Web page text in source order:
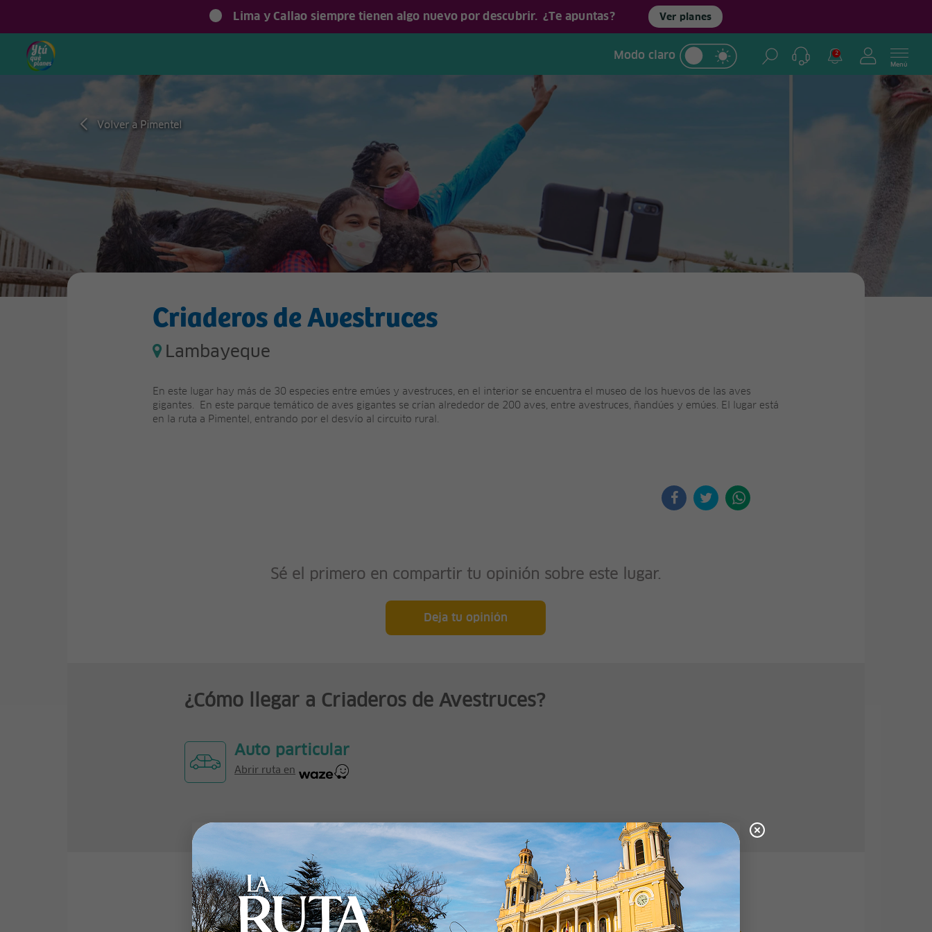
Lima y Callao siempre tienen algo nuevo por descubrir. ¿Te apuntas? Ver planes
Modo claro 2
Menú
Volver a Pimentel
Criaderos de Avestruces
Lambayeque
En este lugar hay más de 30 especies entre emúes y avestruces, en el interior se encuentra el museo de los huevos de las aves
gigantes. En este parque temático de aves gigantes se crían alrededor de 200 aves, entre avestruces, ñandúes y emúes. El lugar está
en la ruta a Pimentel, entrando por el desvío al circuito rural.
Sé el primero en compartir tu opinión sobre este lugar.
Deja tu opinión
¿Cómo llegar a Criaderos de Avestruces?
Auto particular
Abrir ruta en
Lo más buscado por los viajeros